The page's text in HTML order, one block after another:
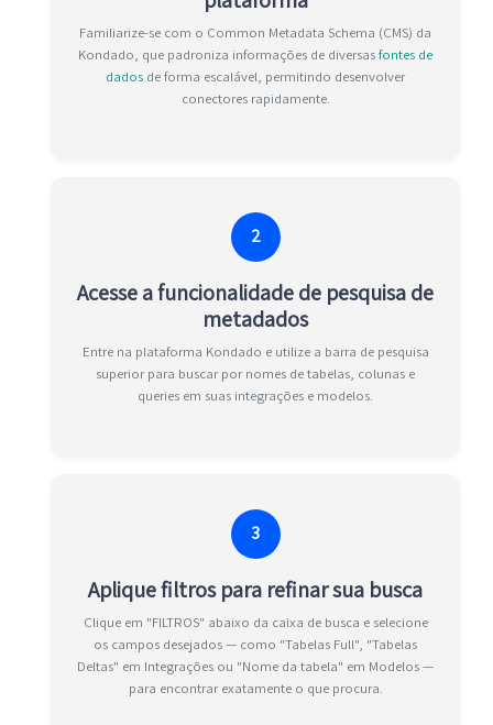
Familiarize-se com o Common Metadata Schema (CMS) da
Kondado, que padroniza informações de diversasfontes de
dados de forma escalável, permitindo desenvolver
conectores rapidamente.
2
Acesse a funcionalidade de pesquisa de
metadados
Entre na plataforma Kondado e utilize a barra de pesquisa
superior para buscar por nomes de tabelas, colunas e
queries em suas integrações e modelos.
3
Aplique filtros para refinar sua busca
Clique em "FILTROS" abaixo da caixa de busca e selecione
os campos desejados — como "Tabelas Full", "Tabelas
Deltas" em Integrações ou "Nome da tabela" em Modelos —
para encontrar exatamente o que procura.